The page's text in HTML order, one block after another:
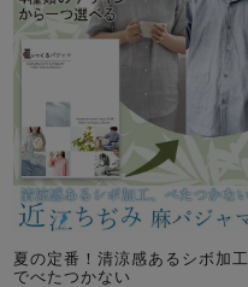
夏の定番！清涼感あるシボ加工
でべたつかない